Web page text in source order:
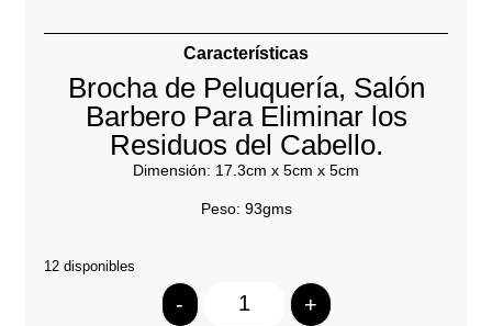
Características
Brocha de Peluquería, Salón
Barbero Para Eliminar los
Residuos del Cabello.
Dimensión: 17.3cm x 5cm x 5cm
Peso: 93gms
12 disponibles
Quantity
- +